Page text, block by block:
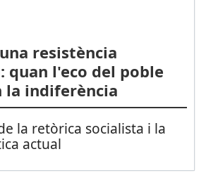
resistència
quan l'eco del poble
la indiferència
la retòrica socialista i la
actual